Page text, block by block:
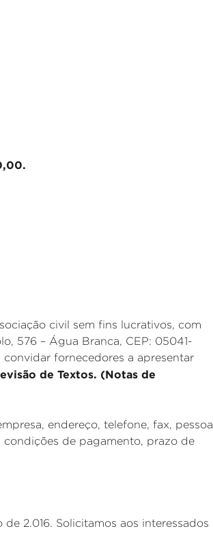
civil sem fins lucrativos, com
576 – Água Branca, CEP: 05041-
fornecedores a apresentar
de Textos. (Notas de
endereço, telefone, fax, pessoa
de pagamento, prazo de
2.016. Solicitamos aos interessados